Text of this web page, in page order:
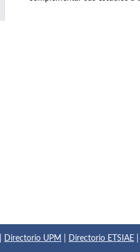
Directorio UPM Directorio ETSIAE